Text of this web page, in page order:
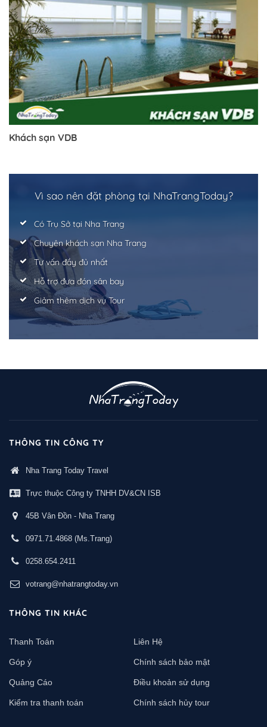
Trở về trang trước đó
Khách sạn VDB
Vì sao nên đặt phòng tại NhaTrangToday?
Có Trụ Sở tại Nha Trang
Chuyên khách sạn Nha Trang
Tư vấn đầy đủ nhất
Hỗ trợ đưa đón sân bay
Giảm thêm dịch vụ Tour
THÔNG TIN CÔNG TY
Nha Trang Today Travel
Trực thuộc Công ty TNHH DV&CN ISB
45B Vân Đồn - Nha Trang
0971.71.4868 (Ms.Trang)
0258.654.2411
votrang@nhatrangtoday.vn
THÔNG TIN KHÁC
Thanh Toán Liên Hệ
Góp ý Chính sách bảo mật
Quảng Cáo Điều khoản sử dụng
Kiểm tra thanh toán Chính sách hủy tour